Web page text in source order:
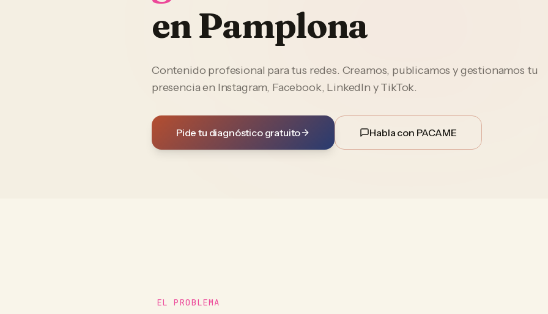
enPamplona
Contenido profesional para tus redes. Creamos, publicamos y gestionamos tu
presencia en Instagram, Facebook, LinkedIn y TikTok.
Pide tu diagnóstico gratuito Habla con PACAME
EL PROBLEMA